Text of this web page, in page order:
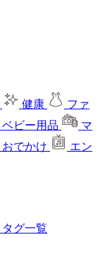
健康
ファ
ベビー用品
マ
おでかけ
エン
タグ一覧